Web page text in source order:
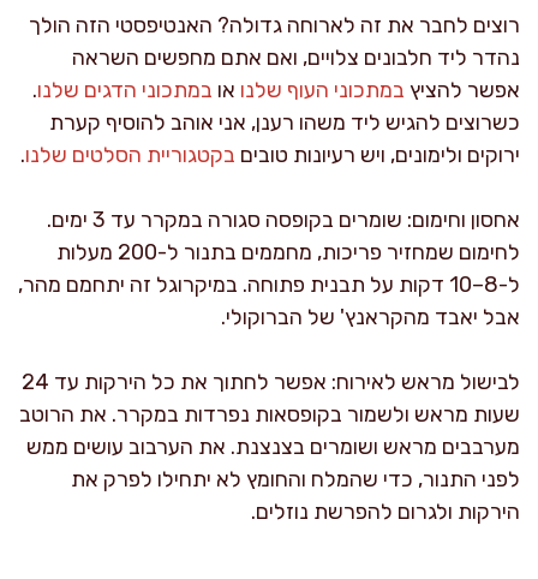
רוצים לחבר את זה לארוחה גדולה? האנטיפסטי הזה הולך
נהדר ליד חלבונים צלויים, ואם אתם מחפשים השראה
אפשר להציץ במתכוני העוף שלנו או במתכוני הדגים שלנו.
כשרוצים להגיש ליד משהו רענן, אני אוהב להוסיף קערת
ירוקים ולימונים, ויש רעיונות טובים בקטגוריית הסלטים שלנו.
אחסון וחימום: שומרים בקופסה סגורה במקרר עד 3 ימים.
לחימום שמחזיר פריכות, מחממים בתנור ל-200 מעלות
ל-8–10 דקות על תבנית פתוחה. במיקרוגל זה יתחמם מהר,
אבל יאבד מהקראנץ' של הברוקולי.
לבישול מראש לאירוח: אפשר לחתוך את כל הירקות עד 24
שעות מראש ולשמור בקופסאות נפרדות במקרר. את הרוטב
מערבבים מראש ושומרים בצנצנת. את הערבוב עושים ממש
לפני התנור, כדי שהמלח והחומץ לא יתחילו לפרק את
הירקות ולגרום להפרשת נוזלים.